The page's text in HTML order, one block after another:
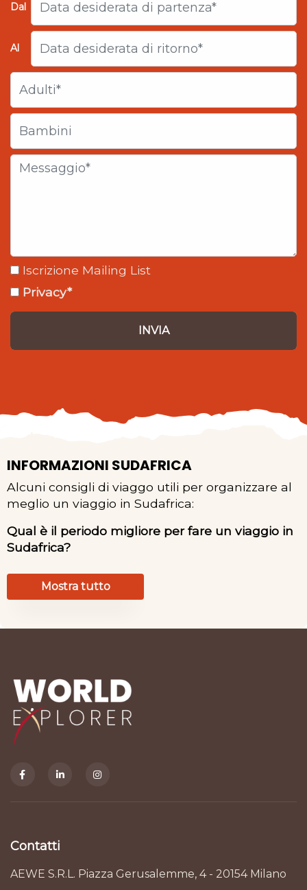
Dal
Al
Iscrizione Mailing List
Privacy*
INVIA
INFORMAZIONI SUDAFRICA
Alcuni consigli di viaggo utili per organizzare al
meglio un viaggio in Sudafrica:
Qual è il periodo migliore per fare un viaggio in
Sudafrica?
Mostra tutto
Contatti
AEWE S.R.L. Piazza Gerusalemme, 4 - 20154 Milano